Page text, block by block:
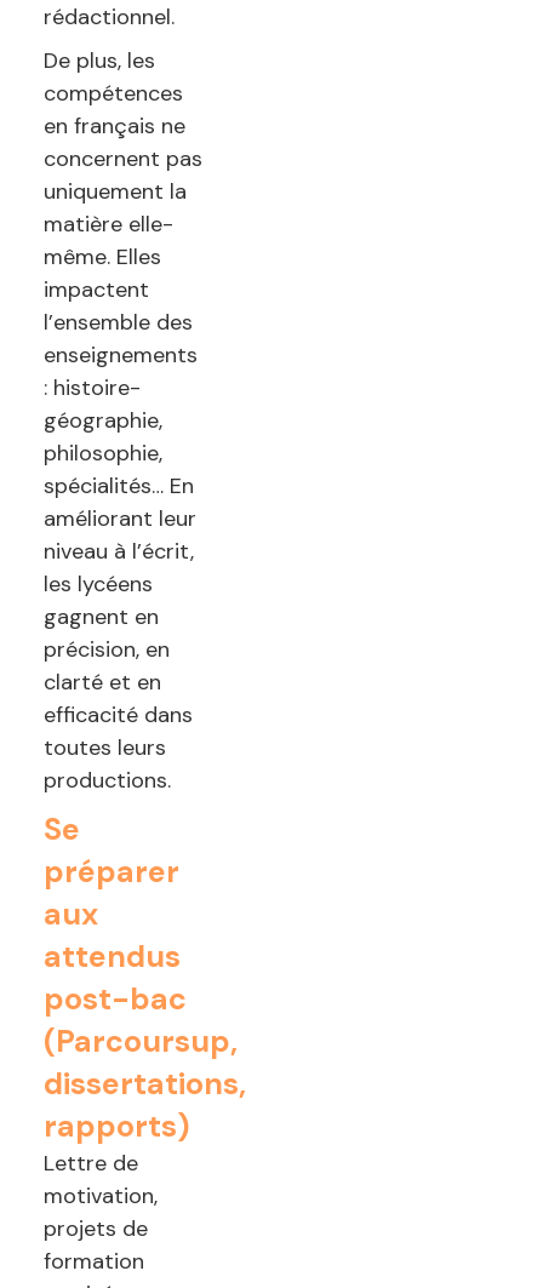
rédactionnel.
De plus, les
compétences
en français ne
concernent pas
uniquement la
matière elle-
même. Elles
impactent
l’ensemble des
enseignements
: histoire-
géographie,
philosophie,
spécialités… En
améliorant leur
niveau à l’écrit,
les lycéens
gagnent en
précision, en
clarté et en
efficacité dans
toutes leurs
productions.
Se
préparer
aux
attendus
post-bac
(Parcoursup,
dissertations,
rapports)
Lettre de
motivation,
projets de
formation